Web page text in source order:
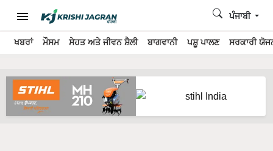
ਖਬਰਾਂ ਮੌਸਮ ਸੇਹਤ ਅਤੇ ਜੀਵਨ ਸ਼ੈਲੀ ਬਾਗਵਾਨੀ ਪਸ਼ੂ ਪਾਲਣ ਸਰਕਾਰੀ
ਪੰਜਾਬੀ